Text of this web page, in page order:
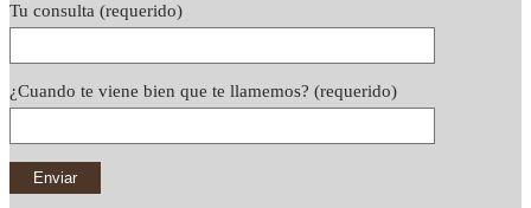
Tu consulta (requerido)
¿Cuando te viene bien que te llamemos? (requerido)